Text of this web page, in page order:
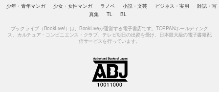
少年・青年マンガ
少女・女性マンガ ラノベ 小説・文芸 ビジネス・実用
雑誌・写
真集
TL BL
ブックライブ（BookLive!）は、BookLiveが運営する電子書店です。TOPPANホールディング
ス、カルチュア・コンビニエンス・クラブ、テレビ朝日の出資を受け、日本最大級の電子書籍配
信サービスを行っています。